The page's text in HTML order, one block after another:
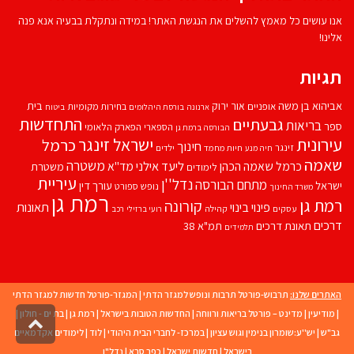
אנו עושים כל מאמץ להשלים את הנגשת האתר! במידה ונתקלת בבעיה אנא פנה
אלינו!
תגיות
אביהוא בן משהאופניים אור ירוק ארנונה בורסת היהלומים בחירות מקומיות ביטוח בית
ספרבריאותגבעתיים הבורסה ברמת גן הספארי הפארק הלאומי התחדשות
עירוניתזינגר חיה מנע חיות מחמד חינוך ילדים ישראל זינגרכרמל
שאמה כרמל שאמה הכהן לימודים ליעד אילנימד''אמשטרה משטרת
ישראל משרד החינוך מתחם הבורסהנדל''ן נופש ספורט עורך דין עיריית
רמת גן עסקים פינוי בינוי קהילה קורונה רועי ברזילי רכב רמת גן תאונות
דרכים תאונת דרכים תלמידים תמ"א 38
האתרים שלנו: תרבוש-פורטל תרבות ונופש למגזר הדתי | המגזר-פורטל חדשות למגזר הדתי
| מודיעין | מדינט – פורטל בריאות ורווחה | החדשות הטובות בישראל | רמת גן |בת ים - חולון |
גב"ש | יש''ע:שומרון בנימין וגוש עציון |במרכז- לחברי הבית היהודי |לוד |לימודים אקדמאיים
בישראל | חדשות ישראל | כפר סבא | נדל"ן